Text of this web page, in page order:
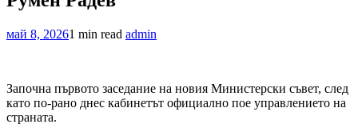
май 8, 20261 min read admin
Започна първото заседание на новия Министерски съвет, след
като по-рано днес кабинетът официално пое управлението на
страната.